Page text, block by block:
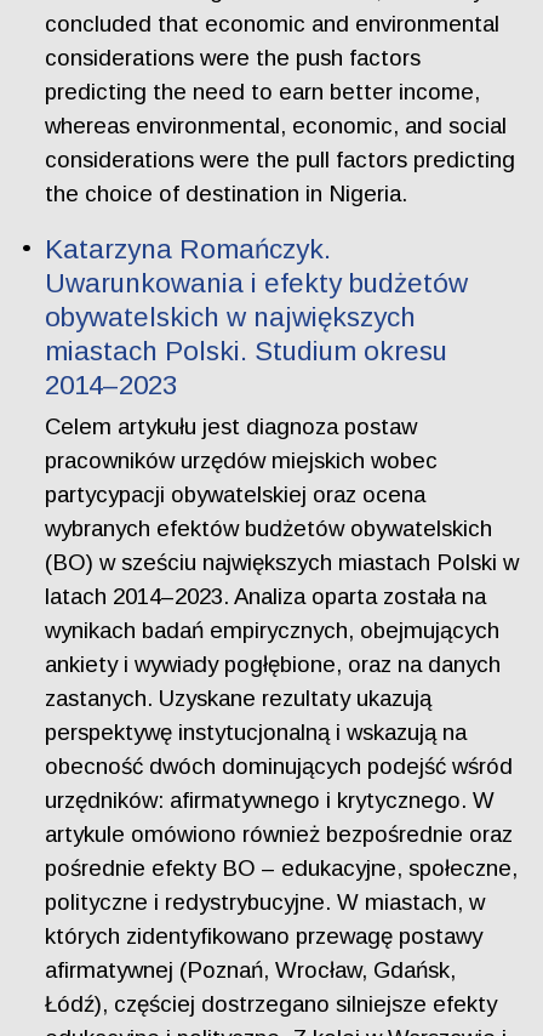
concluded that economic and environmental
considerations were the push factors
predicting the need to earn better income,
whereas environmental, economic, and social
considerations were the pull factors predicting
the choice of destination in Nigeria.
Katarzyna Romańczyk.
Uwarunkowania i efekty budżetów
obywatelskich w największych
miastach Polski. Studium okresu
2014–2023
Celem artykułu jest diagnoza postaw
pracowników urzędów miejskich wobec
partycypacji obywatelskiej oraz ocena
wybranych efektów budżetów obywatelskich
(BO) w sześciu największych miastach Polski w
latach 2014–2023. Analiza oparta została na
wynikach badań empirycznych, obejmujących
ankiety i wywiady pogłębione, oraz na danych
zastanych. Uzyskane rezultaty ukazują
perspektywę instytucjonalną i wskazują na
obecność dwóch dominujących podejść wśród
urzędników: afirmatywnego i krytycznego. W
artykule omówiono również bezpośrednie oraz
pośrednie efekty BO – edukacyjne, społeczne,
polityczne i redystrybucyjne. W miastach, w
których zidentyfikowano przewagę postawy
afirmatywnej (Poznań, Wrocław, Gdańsk,
Łódź), częściej dostrzegano silniejsze efekty